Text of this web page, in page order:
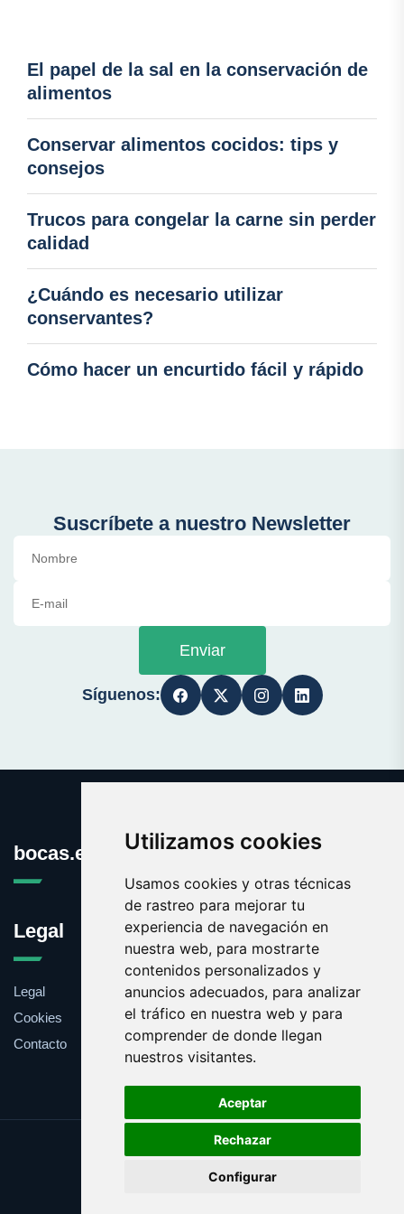
Utilizamos cookies
Usamos cookies y otras técnicas
de rastreo para mejorar tu
experiencia de navegación en
nuestra web, para mostrarte
contenidos personalizados y
anuncios adecuados, para analizar
el tráfico en nuestra web y para
comprender de donde llegan
nuestros visitantes.
Aceptar
Rechazar
Configurar
El papel de la sal en la conservación de
alimentos
Conservar alimentos cocidos: tips y
consejos
Trucos para congelar la carne sin perder
calidad
¿Cuándo es necesario utilizar
conservantes?
Cómo hacer un encurtido fácil y rápido
Suscríbete a nuestro Newsletter
Enviar
Síguenos:
bocas.es
Legal
Legal
Cookies
Contacto
Update cookies preferences
Copyright © 2025 bocas.es